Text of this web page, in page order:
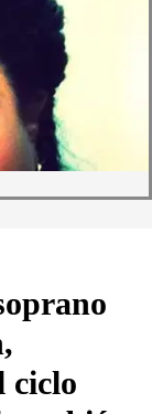
ciclo